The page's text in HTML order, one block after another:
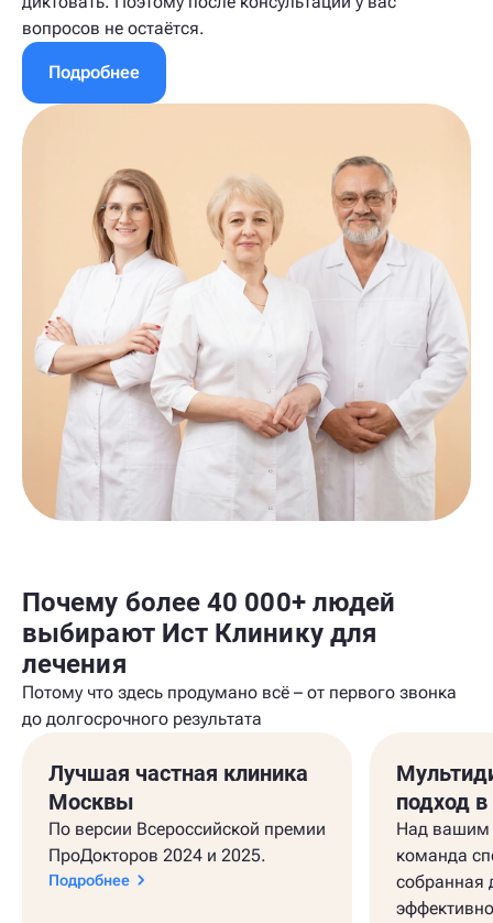
вопросов не остаётся.
Подробнее
Почему более 40 000+ людей
выбирают Ист Клинику для
лечения
Потому что здесь продумано всё – от первого звонка
до долгосрочного результата
Лучшая частная клиника
Москвы
По версии Всероссийской премии
ПроДокторов 2024 и 2025.
Подробнее
подход
Над вашим
команда
собранная